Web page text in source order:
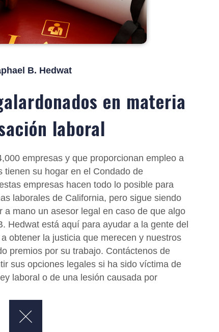
B. Hedwat
en materia
laboral
empresas y que proporcionan empleo a
tienen su hogar en el Condado de
empresas hacen todo lo posible para
laborales de California, pero sigue siendo
a mano un asesor legal en caso de que algo
Hedwat está aquí para ayudar a la gente del
obtener la justicia que merecen y nuestros
premios por su trabajo. Contáctenos de
sus opciones legales si ha sido víctima de
laboral o de una lesión causada por